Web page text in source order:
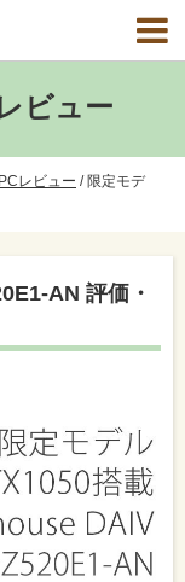
ビュー
レビュー / 限定モデ
AN 評価・